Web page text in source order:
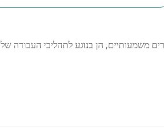
משמעותיים, הן בנוגע לתהליכי העבודה של